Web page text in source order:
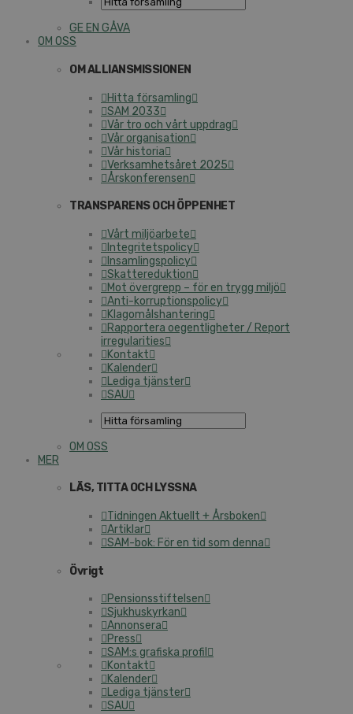
GE EN GÅVA
OM OSS
OM ALLIANSMISSIONEN
Hitta församling
SAM 2033
Vår tro och vårt uppdrag
Vår organisation
Vår historia
Verksamhetsåret 2025
Årskonferensen
TRANSPARENS OCH ÖPPENHET
Vårt miljöarbete
Integritetspolicy
Insamlingspolicy
Skattereduktion
Mot övergrepp – för en trygg miljö
Anti-korruptionspolicy
Klagomålshantering
Rapportera oegentligheter / Report
irregularities
Kontakt
Kalender
Lediga tjänster
SAU
OM OSS
MER
LÄS, TITTA OCH LYSSNA
Tidningen Aktuellt + Årsboken
Artiklar
SAM-bok: För en tid som denna
Övrigt
Pensionsstiftelsen
Sjukhuskyrkan
Annonsera
Press
SAM:s grafiska profil
Kontakt
Kalender
Lediga tjänster
SAU